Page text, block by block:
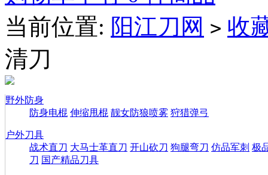
当前位置: 阳江刀网 > 收
清刀
野外防身
防身电棍 伸缩甩棍 靓女防狼喷雾 狩猎弹弓
户外刀具
战术直刀 大马士革直刀 开山砍刀 狗腿弯刀 仿品军刺 极
刀 国产精品刀具